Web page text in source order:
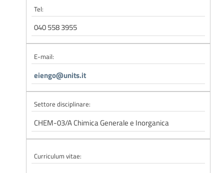
Tel:
040 558 3955
E-mail:
eiengo@units.it
Settore disciplinare:
CHEM-03/A Chimica Generale e Inorganica
Curriculum vitae: